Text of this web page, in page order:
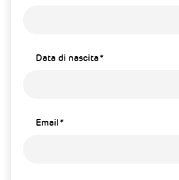
Data di nascita*
Email*